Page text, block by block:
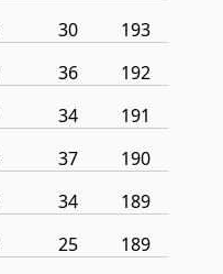
30
193
36
192
34
191
37
190
34
189
25
189